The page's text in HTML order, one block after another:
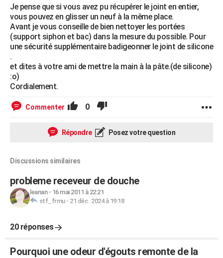
Je pense que si vous avez pu récupérer le joint en entier,
vous pouvez en glisser un neuf à la même place.
Avant je vous conseille de bien nettoyer les portées
(support siphon et bac) dans la mesure du possible. Pour
une sécurité supplémentaire badigeonner le joint de silicone
.
et dites à votre ami de mettre la main à la pâte.(de silicone)
:o)
Cordialement.
Commenter 0
Répondre Posez votre question
Discussions similaires
probleme receveur de douche
leanan- 16 mai 2011 à 22:21
stf_frmu- 21 déc. 2024 à 19:18
20 réponses
Pourquoi une odeur d'égouts remonte de la